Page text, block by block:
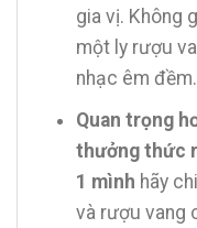
gia vị. Không
một ly rượu
nhạc êm đềm.
Quan trọng
thưởng thức
1 mình hãy
và rượu vang